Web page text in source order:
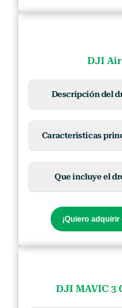
DJI Air
Descripción del
Caracteristicas
Que incluye el
¡Quiero
DJI MAVIC 3